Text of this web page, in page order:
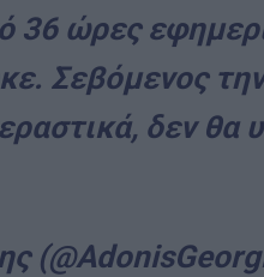
36 ώρες
Σεβόμενος
δεν θα